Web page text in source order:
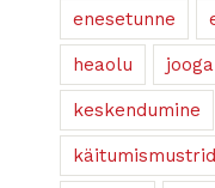
enesetunne
heaolu jooga
keskendumine
käitumismustrid